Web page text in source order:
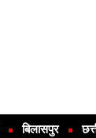
बिलासपुर